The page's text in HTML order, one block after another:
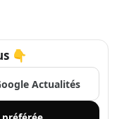
👇
Actualités